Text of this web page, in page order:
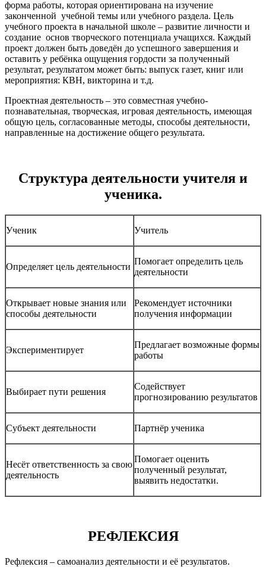
форма работы, которая ориентирована на изучение
законченной учебной темы или учебного раздела. Цель
учебного проекта в начальной школе – развитие личности и
создание основ творческого потенциала учащихся. Каждый
проект должен быть доведён до успешного завершения и
оставить у ребёнка ощущения гордости за полученный
результат, результатом может быть: выпуск газет, книг или
мероприятия: КВН, викторина и т.д.
Проектная деятельность – это совместная учебно-
познавательная, творческая, игровая деятельность, имеющая
общую цель, согласованные методы, способы деятельности,
направленные на достижение общего результата.
Структура деятельности учителя и
ученика.
Ученик Учитель
Определяет цель деятельности
Помогает определить цель
деятельности
Открывает новые знания или
способы деятельности
Рекомендует источники
получения информации
Экспериментирует
Предлагает возможные формы
работы
Выбирает пути решения
Содействует
прогнозированию результатов
Субъект деятельности Партнёр ученика
Несёт ответственность за свою
деятельность
Помогает оценить
полученный результат,
выявить недостатки.
РЕФЛЕКСИЯ
Рефлексия – самоанализ деятельности и её результатов.